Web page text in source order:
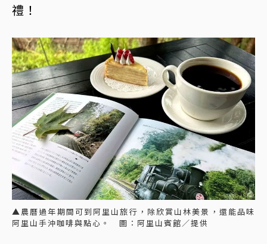
禮！
▲農曆過年期間可到阿里山旅行，除欣賞山林美景，還能品味
阿里山手沖咖啡與點心。 圖：阿里山賓館／提供